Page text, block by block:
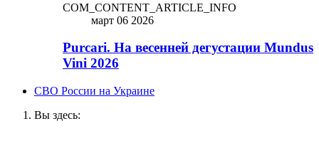
COM_CONTENT_ARTICLE_INFO
март 06 2026
Purcari. На весенней дегустации Mundus
Vini 2026
СВО России на Украине
Вы здесь: